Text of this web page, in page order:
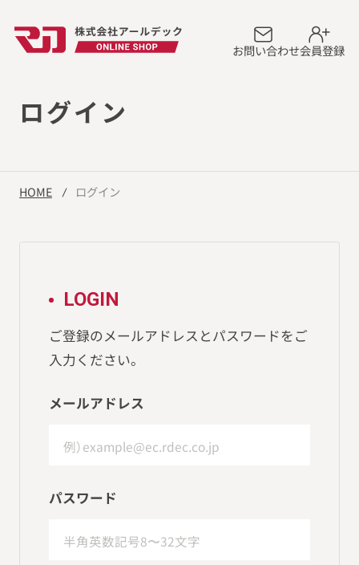
お問い合わせ会員登録
ログイン
HOME ログイン
LOGIN
ご登録のメールアドレスとパスワードをご
入力ください。
メールアドレス
パスワード